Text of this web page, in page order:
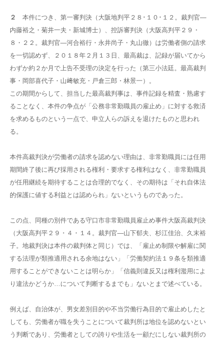
２
本件につき、第一審判決（大阪地判平２８･１０･１２。裁判官―
内藤裕之・菊井一夫・新城博士）、控訴審判決（大阪高判平２９・
８・２２。裁判官―河合裕行・永井尚子・丸山徹）は労働者側の請求
を一切認めず、２０１８年２月１３日、最高裁は、記録が届いてから
わずか約２か月で上告不受理の決定を行った（第三小法廷。最高裁判
事・岡部喜代子・山﨑敏充・戸倉三郎・林景一）。
この期間からして、担当した最高裁判事は、事件記録を精査・熟慮す
ることなく、本件の争点が「公務非常勤職員の雇止め」に対する救済
を求めるものという一点で、申立人らの訴えを退けたものと思われ
る。
本件高裁判決が労働者の請求を認めない理由は、非常勤職員には任用
期間終了後に再び採用される権利・要求する権利はなく、非常勤職員
が任用継続を期待することは合理的でなく、その期待は「それ自体法
的保護に値する利益とは認められ」ないというものであった。
この点、同種の別件である守口市非常勤職員雇止め事件大阪高裁判決
（大阪高判平２９・４・１４。裁判官―山下郁夫、杉江佳治、久末裕
子。地裁判決は本件の裁判体と同じ）では、「雇止め制限や解雇に関
する法理が類推適用される余地はない」「労働契約法１９条を類推適
用することができないことは明らか」「信義則違反又は権利濫用によ
り違法かどうか…について判断するまでも」ないとまで述べている。
例えば、自治体が、男女差別目的や不当労働行為目的で雇止めしたと
しても、労働者が職を失うことについて裁判所は地位を認めないとい
う判断であり、労働者としての誇りや生活を一顧だにしない裁判所の